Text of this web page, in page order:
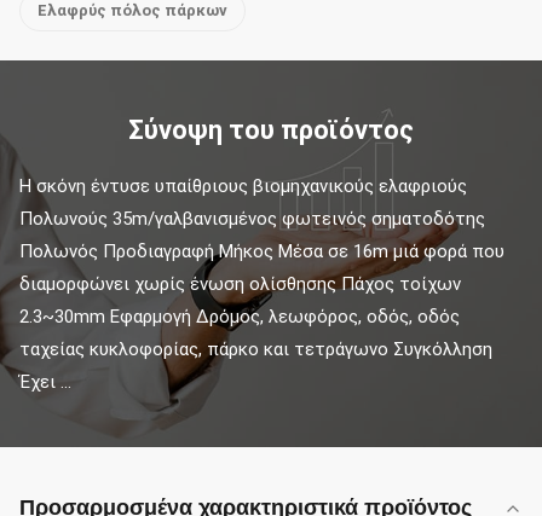
Ελαφρύς πόλος πάρκων
Σύνοψη του προϊόντος
Η σκόνη έντυσε υπαίθριους βιομηχανικούς ελαφριούς
Πολωνούς 35m/γαλβανισμένος φωτεινός σηματοδότης
Πολωνός Προδιαγραφή Μήκος Μέσα σε 16m μιά φορά που
διαμορφώνει χωρίς ένωση ολίσθησης Πάχος τοίχων
2.3~30mm Εφαρμογή Δρόμος, λεωφόρος, οδός, οδός
ταχείας κυκλοφορίας, πάρκο και τετράγωνο Συγκόλληση
Έχει ...
Προσαρμοσμένα χαρακτηριστικά προϊόντος